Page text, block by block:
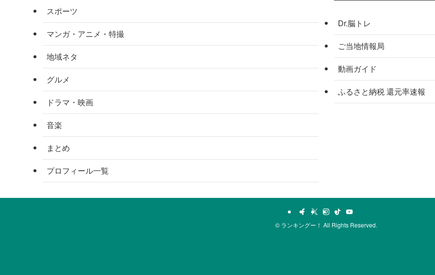
スポーツ
マンガ・アニメ・特撮
地域ネタ
グルメ
ドラマ・映画
音楽
まとめ
プロフィール一覧
Dr.脳トレ
ご当地情報局
動画ガイド
ふるさと納税 還元率速報
© ランキングー！ All Rights Reserved.